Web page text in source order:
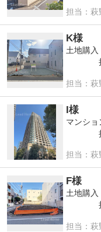
担当：萩
K様
土地購入
担当
担当：萩
I様
マンショ
担当
担当：萩
F様
土地購入
担当
担当：萩